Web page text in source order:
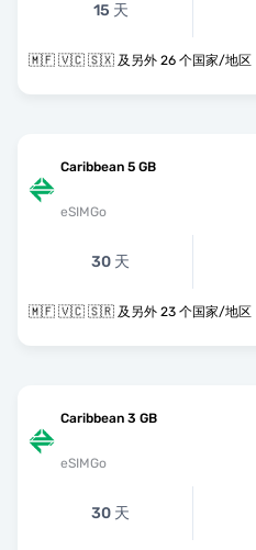
15 天
🇲🇫 🇻🇨 🇸🇽 及另外 26 个国家/地区
Caribbean 5 GB
eSIMGo
30 天
🇲🇫 🇻🇨 🇸🇷 及另外 23 个国家/地区
Caribbean 3 GB
eSIMGo
30 天